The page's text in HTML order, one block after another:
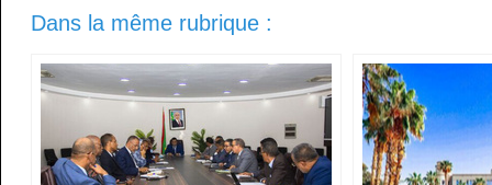
Dans la même rubrique :